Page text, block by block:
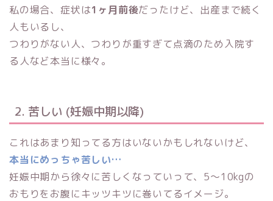
私の場合、症状は1ヶ月前後だったけど、出産まで続く
人もいるし、
つわりがない人、つわりが重すぎて点滴のため入院す
る人など本当に様々。
2. 苦しい (妊娠中期以降)
これはあまり知ってる方はいないかもしれないけど、
本当にめっちゃ苦しい…
妊娠中期から徐々に苦しくなっていって、5〜10kgの
おもりをお腹にキッツキツに巻いてるイメージ。